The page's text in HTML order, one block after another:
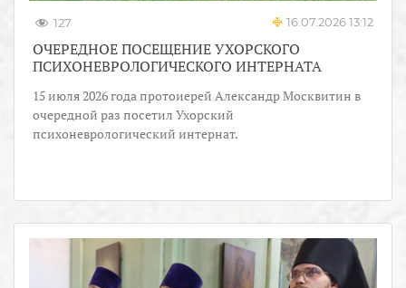
127 16.07.2026 13:12
ОЧЕРЕДНОЕ ПОСЕЩЕНИЕ УХОРСКОГО
ПСИХОНЕВРОЛОГИЧЕСКОГО ИНТЕРНАТА
15 июля 2026 года протоиерей Александр Москвитин в
очередной раз посетил Ухорский
психоневрологический интернат.